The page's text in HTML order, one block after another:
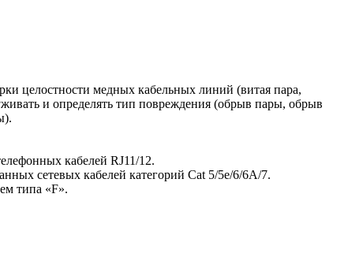
целостности медных кабельных линий (витая пара,
и определять тип повреждения (обрыв пары, обрыв
кабелей RJ11/12.
сетевых кабелей категорий Cat 5/5e/6/6A/7.
типа «F».